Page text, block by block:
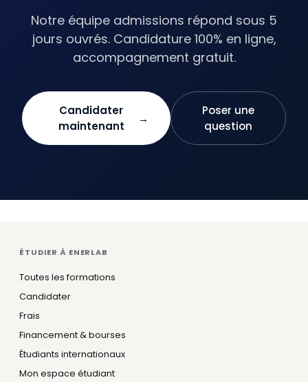
Notre équipe admissions répond sous 5
jours ouvrés. Candidature 100% en ligne,
accompagnement gratuit.
Candidater
maintenant
→
Poser une
question
ÉTUDIER À ENERLAB
Toutes les formations
Candidater
Frais
Financement & bourses
Étudiants internationaux
Mon espace étudiant